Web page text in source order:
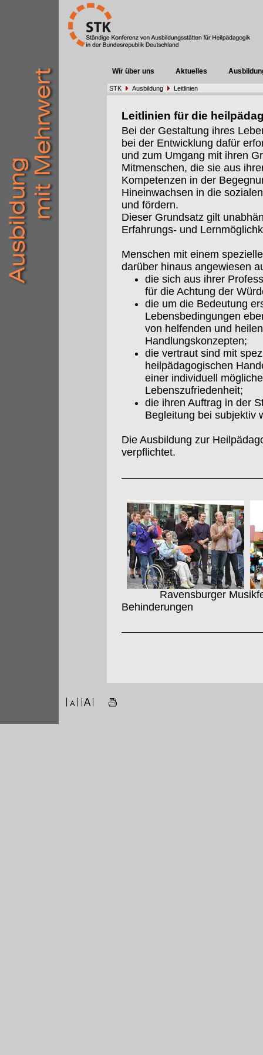
Wir über uns Aktuelles
STK Ausbildung Leitlinien
Leitlinien für die
Bei der Gestaltung ihres
bei der Entwicklung dafür
und zum Umgang mit ihren
Mitmenschen, die sie aus
Kompetenzen in der
Hineinwachsen in die
und fördern.
Dieser Grundsatz gilt
Erfahrungs- und
Menschen mit einem
darüber hinaus angewiesen
die sich aus ihrer
für die Achtung der
die um die Bedeutung
Lebensbedingungen
von helfenden und
Handlungskonzepten;
die vertraut sind mit
heilpädagogischen
einer individuell
Lebenszufriedenheit;
die ihren Auftrag in der
Begleitung bei subjektiv
Die Ausbildung zur
verpflichtet.
Ravensburger Musikfest
Behinderungen